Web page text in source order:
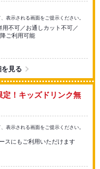
表示される画面をご提示ください。
不可／お通しカット不可／
ご利用可能
見る
定！キッズドリンク無
表示される画面をご提示ください。
スにもご利用いただけます